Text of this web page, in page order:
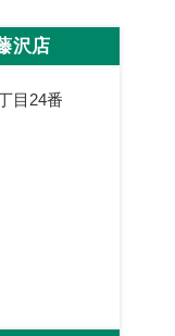
沢店
目24番